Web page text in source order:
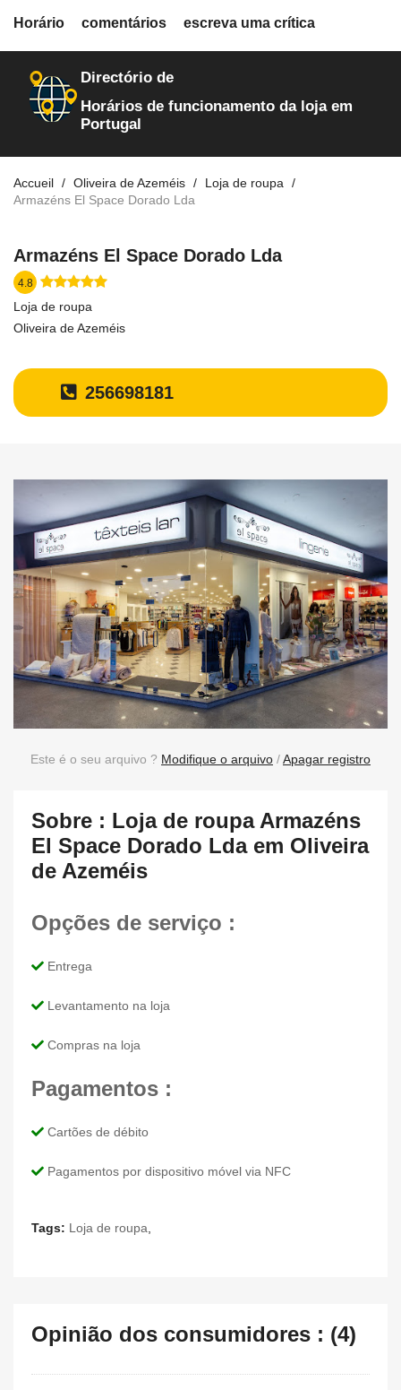
loja-de-roupa
Directório de
Horários de funcionamento da loja em
Portugal
Accueil Oliveira de Azeméis
Loja de roupa
Armazéns El Space Dorado Lda
Armazéns El Space Dorado Lda
4.8
Loja de roupa
Oliveira de Azeméis
256698181
Horário comentários escreva uma crítica
Este é o seu arquivo ? Modifique o arquivo /Apagar registro
Sobre : Loja de roupa Armazéns
El Space Dorado Lda em Oliveira
de Azeméis
Opções de serviço :
Entrega
Levantamento na loja
Compras na loja
Pagamentos :
Cartões de débito
Pagamentos por dispositivo móvel via NFC
Tags: Loja de roupa,
Opinião dos consumidores : (4)